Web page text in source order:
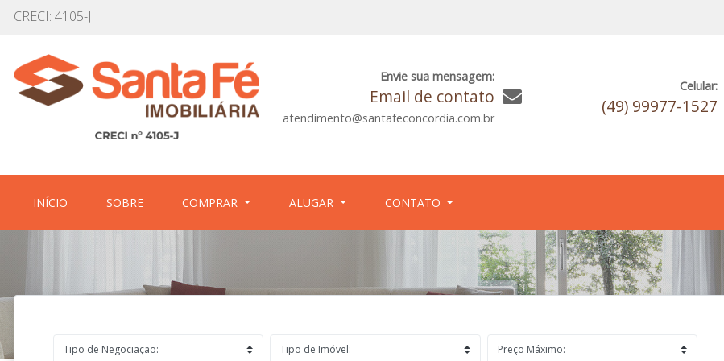
CRECI: 4105-J
Envie sua mensagem:
Email de contato
atendimento@santafeconcordia.com.br
Celular:
(49) 99977-1527
INÍCIO (CURRENT)SOBRE(CURRENT)COMPRAR ALUGAR CONTATO